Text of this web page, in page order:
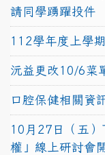
請同學踴躍投件
112學年度上學
沅益更改10/6菜
口腔保健相關資
10月27日（五）
權」線上研討會